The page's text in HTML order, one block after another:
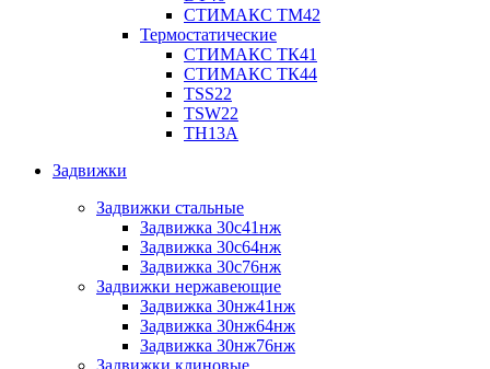
СТИМАКС ТМ42
Термостатические
СТИМАКС ТК41
СТИМАКС ТК44
TSS22
TSW22
TH13A
Задвижки
Задвижки стальные
Задвижка 30с41нж
Задвижка 30с64нж
Задвижка 30с76нж
Задвижки нержавеющие
Задвижка 30нж41нж
Задвижка 30нж64нж
Задвижка 30нж76нж
Задвижки клиновые